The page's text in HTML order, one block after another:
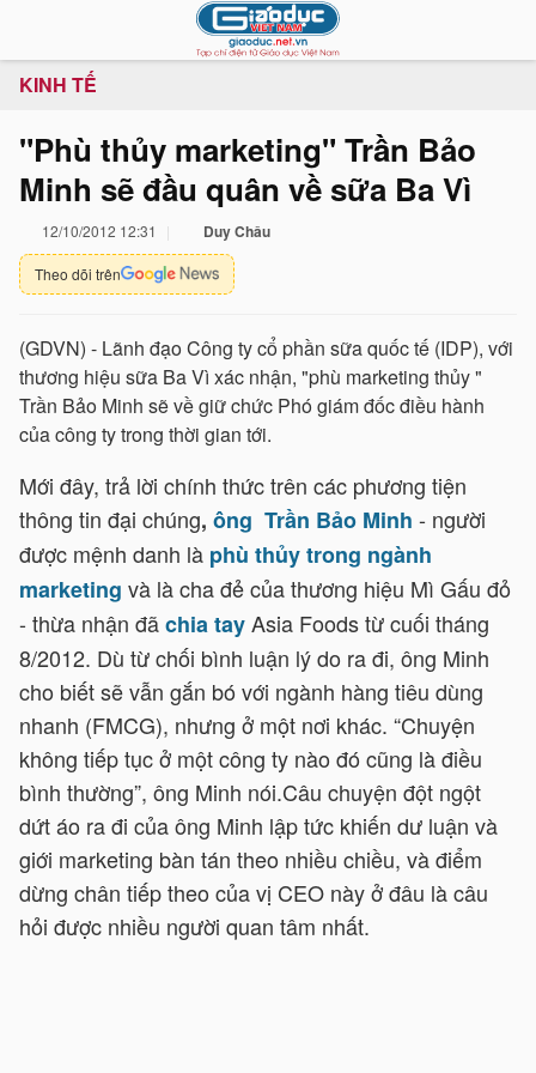
KINH TẾ
"Phù thủy marketing" Trần Bảo
Minh sẽ đầu quân về sữa Ba Vì
12/10/2012 12:31 Duy Châu
Theo dõi trên
(GDVN) - Lãnh đạo Công ty cổ phần sữa quốc tế (IDP), với
thương hiệu sữa Ba Vì xác nhận, "phù marketing thủy "
Trần Bảo Minh sẽ về giữ chức Phó giám đốc điều hành
của công ty trong thời gian tới.
Mới đây, trả lời chính thức trên các phương tiện
thông tin đại chúng, ông Trần Bảo Minh - người
được mệnh danh là phù thủytrong ngành
marketing và là cha đẻ của thương hiệu Mì Gấu đỏ
- thừa nhận đãchia tayAsia Foods từ cuối tháng
8/2012. Dù từ chối bình luận lý do ra đi, ông Minh
cho biết sẽ vẫn gắn bó với ngành hàng tiêu dùng
nhanh (FMCG), nhưng ở một nơi khác. “Chuyện
không tiếp tục ở một công ty nào đó cũng là điều
bình thường”, ông Minh nói.Câu chuyện đột ngột
dứt áo ra đi của ông Minh lập tức khiến dư luận và
giới marketing bàn tán theo nhiều chiều, và điểm
dừng chân tiếp theo của vị CEO này ở đâu là câu
hỏi được nhiều người quan tâm nhất.